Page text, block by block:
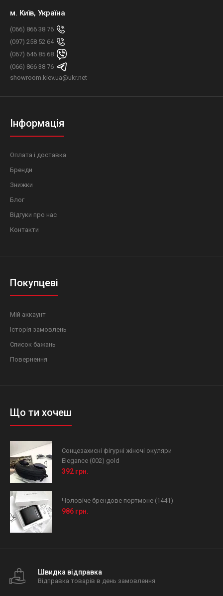
м. Київ, Україна
(066) 866 38 76
(097) 258 52 64
(067) 646 85 68
(066) 866 38 76
showroom.kiev.ua@ukr.net
Інформація
Оплата і доставка
Бренди
Знижки
Блог
Відгуки про нас
Контакти
Покупцеві
Мій аккаунт
Історія замовлень
Список бажань
Повернення
Що ти хочеш
Сонцезахисні фігурні жіночі окуляри
Elegance (002) gold
392 грн.
Чоловіче брендове портмоне (1441)
986 грн.
Швидка відправка
Відправка товарів в день замовлення